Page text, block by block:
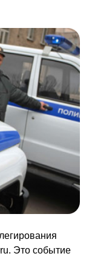
Это событие